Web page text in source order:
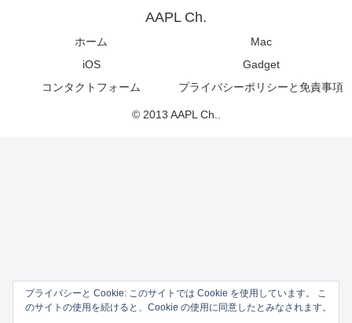
AAPL Ch.
ホーム
Mac
iOS
Gadget
コンタクトフォーム
プライバシーポリシーと免責事項
© 2013 AAPL Ch..
プライバシーと Cookie: このサイトでは Cookie を使用しています。 こ
のサイトの使用を続けると、Cookie の使用に同意したとみなされます。